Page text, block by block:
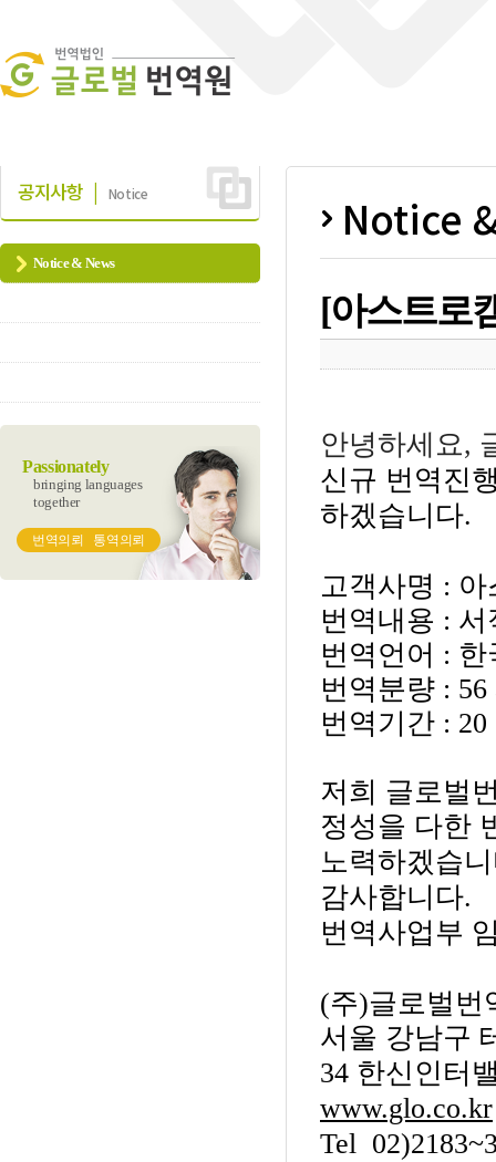
공지사항 | Notice
Notice & News
Passionately
bringing languages
together
번역의뢰 통역의뢰
Notice
[아스트로
안녕하세요,
신규 번역진
하겠습니다.
고객사명 : 아
번 역내용 : 서
번역언어 : 한
번역분량 :
번역기간 : 20
저희 글로벌
정성을 다한
노력하겠습
감사합니다.
번역사업부
(주)글로벌번
서울 강남구
34 한신인터
www.glo.co.kr
Tel